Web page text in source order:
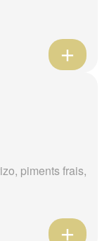
piments frais,